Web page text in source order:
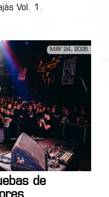
Vol. 1.
MAY 24, 2026
de